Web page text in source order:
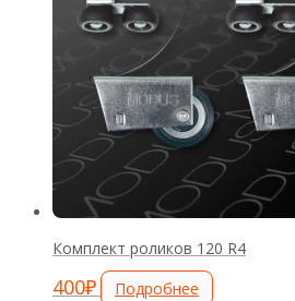
Комплект роликов 120 R4
400₽ Подробнее